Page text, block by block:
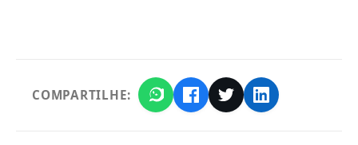
COMPARTILHE: